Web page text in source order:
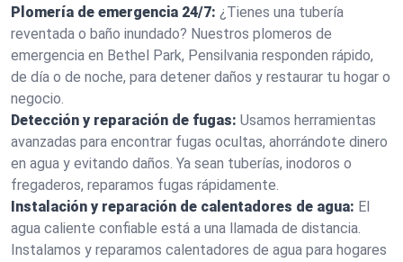
Plomería de emergencia 24/7: ¿Tienes una tubería
reventada o baño inundado? Nuestros plomeros de
emergencia en Bethel Park, Pensilvania responden rápido,
de día o de noche, para detener daños y restaurar tu hogar o
negocio.
Detección y reparación de fugas: Usamos herramientas
avanzadas para encontrar fugas ocultas, ahorrándote dinero
en agua y evitando daños. Ya sean tuberías, inodoros o
fregaderos, reparamos fugas rápidamente.
Instalación y reparación de calentadores de agua: El
agua caliente confiable está a una llamada de distancia.
Instalamos y reparamos calentadores de agua para hogares